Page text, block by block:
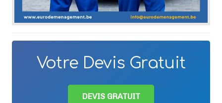
Votre Devis Gratuit
DEVIS GRATUIT